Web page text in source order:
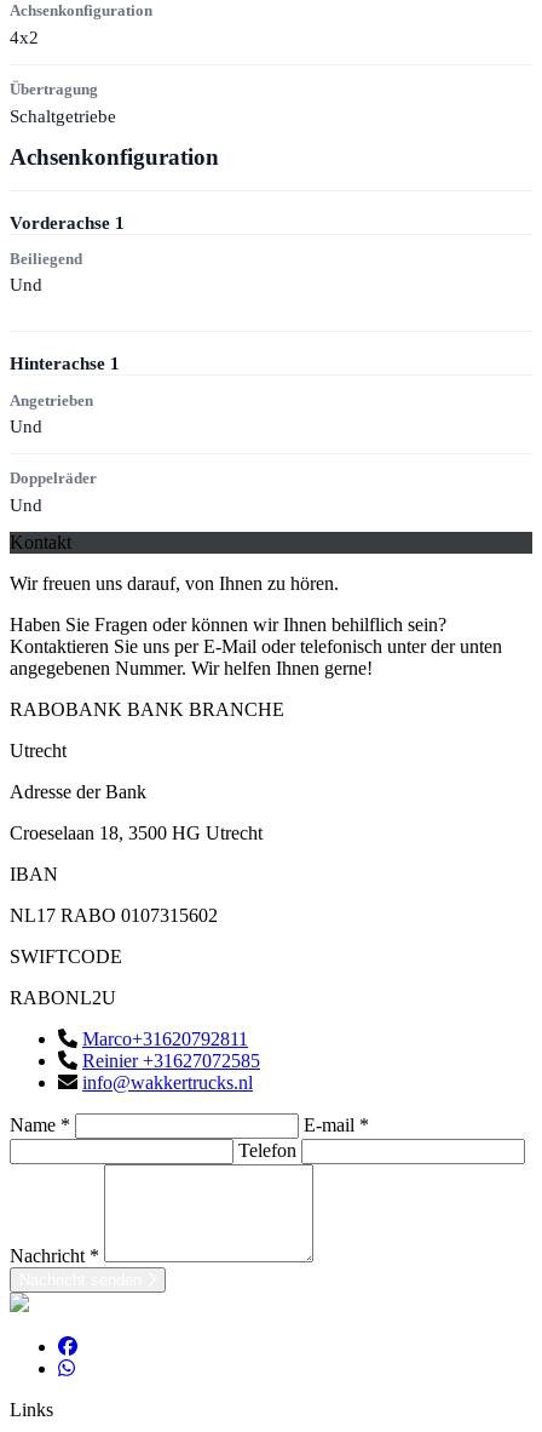
Achsenkonfiguration
4x2
Übertragung
Schaltgetriebe
Achsenkonfiguration
Vorderachse 1
Beiliegend
Und
Hinterachse 1
Angetrieben
Und
Doppelräder
Und
Kontakt
Wir freuen uns darauf, von Ihnen zu hören.
Haben Sie Fragen oder können wir Ihnen behilflich sein?
Kontaktieren Sie uns per E-Mail oder telefonisch unter der unten
angegebenen Nummer. Wir helfen Ihnen gerne!
RABOBANK BANK BRANCHE
Utrecht
Adresse der Bank
Croeselaan 18, 3500 HG Utrecht
IBAN
NL17 RABO 0107315602
SWIFTCODE
RABONL2U
Marco+31620792811
Reinier +31627072585
info@wakkertrucks.nl
Name *
E-mail *
Telefon
Nachricht *
Links